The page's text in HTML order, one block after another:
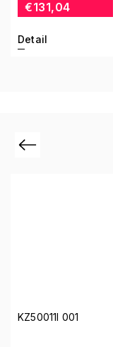
€131,04
Detail
Previous
KZ50011I 001